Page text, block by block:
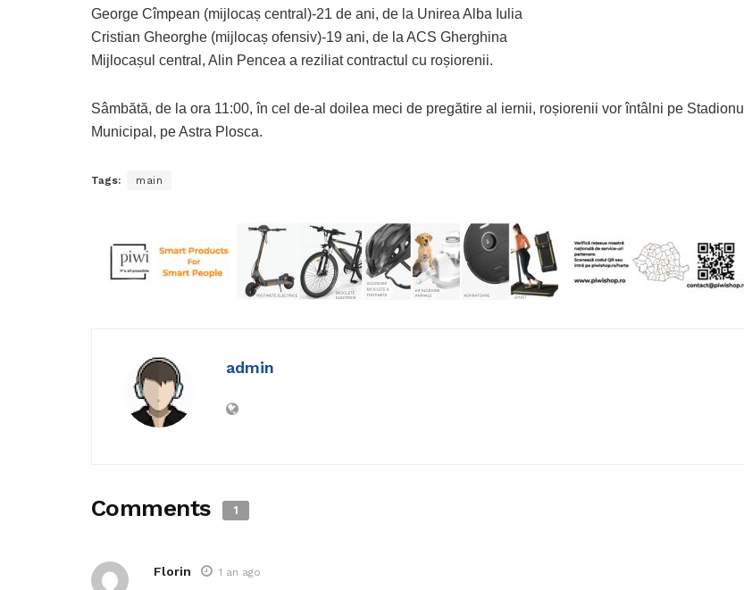
George Cîmpean (mijlocaș central)-21 de ani, de la Unirea Alba Iulia
Cristian Gheorghe (mijlocaș ofensiv)-19 ani, de la ACS Gherghina
Mijlocașul central, Alin Pencea a reziliat contractul cu roșiorenii.
Sâmbătă, de la ora 11:00, în cel de-al doilea meci de pregătire al iernii, roșiorenii vor întâlni pe Stadionul
Municipal, pe Astra Plosca.
Tags: main
admin
Comments 1
Florin 1 an ago